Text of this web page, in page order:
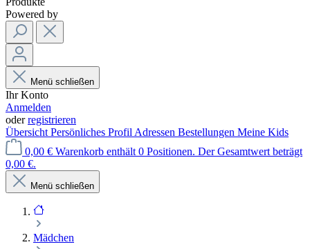
Powered by
Menü schließen
Ihr Konto
Anmelden
oderregistrieren
Übersicht Persönliches Profil Adressen Bestellungen Meine Kids
0,00 € Warenkorb enthält 0 Positionen. Der Gesamtwert beträgt
0,00 €.
Menü schließen
Mädchen